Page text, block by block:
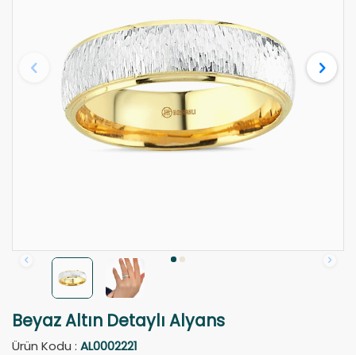
Beyaz Altın Detaylı Alyans
Ürün Kodu : AL0002221